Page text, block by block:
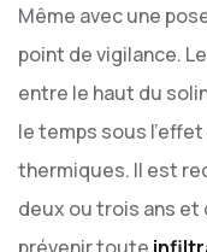
Même avec une
point de vigilance.
entre le haut du
le temps sous
thermiques. Il est
deux ou trois ans et